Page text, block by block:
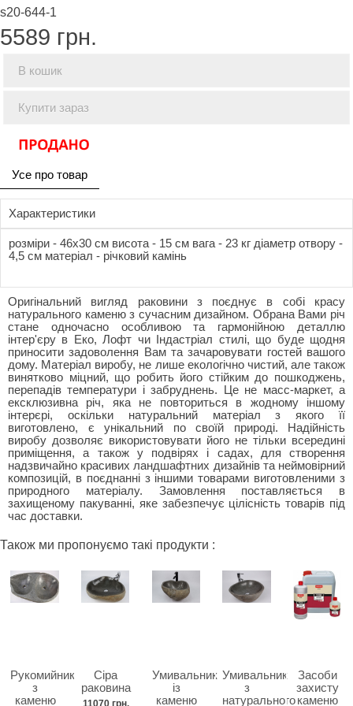
s20-644-1
5589 грн.
В кошик
Купити зараз
Усе про товар
Характеристики
розміри - 46x30 см висота - 15 см вага - 23 кг діаметр отвору -
4,5 см матеріал - річковий камінь
Оригінальний вигляд раковини з поєднує в собі красу
натурального каменю з сучасним дизайном. Обрана Вами річ
стане одночасно особливою та гармонійною деталлю
інтер'єру в Еко, Лофт чи Індастріал стилі, що буде щодня
приносити задоволення Вам та зачаровувати гостей вашого
дому. Матеріал виробу, не лише екологічно чистий, але також
винятково міцний, що робить його стійким до пошкоджень,
перепадів температури і забруднень. Це не масс-маркет, а
ексклюзивна річ, яка не повториться в жодному іншому
інтерєрі, оскільки натуральний матеріал з якого її
виготовлено, є унікальний по своїй природі. Надійність
виробу дозволяє використовувати його не тільки всередині
приміщення, а також у подвірях і садах, для створення
надзвичайно красивих ландшафтних дизайнів та неймовірний
композицій, в поєднанні з іншими товарами виготовленими з
природного матеріалу. Замовлення поставляється в
захищеному пакуванні, яке забезпечує цілісність товарів під
час доставки.
Також ми пропонуємо такі продукти :
Рукомийник
з
каменю
Сіра
раковина
Умивальник
із
каменю
Умивальник
з
натурального
Засоби
захисту
каменю